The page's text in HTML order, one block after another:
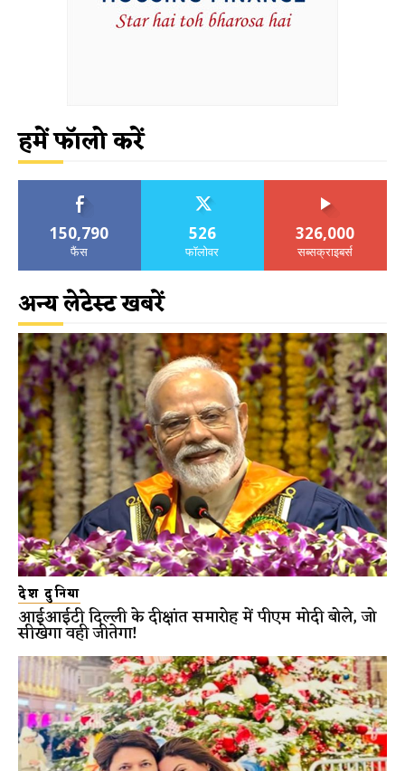
हमें फॉलो करें
150,790
फैंस
526
फॉलोवर
326,000
सब्सक्राइबर्स
अन्य लेटेस्ट खबरें
देश दुनिया
आईआईटी दिल्ली के दीक्षांत समारोह में पीएम मोदी बोले, जो
सीखेगा वही जीतेगा!